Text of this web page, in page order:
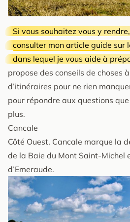
Si vous souhaitez vous y
consulter mon article guide sur
dans lequel je vous aide à
propose des conseils de choses
d’itinéraires pour ne rien
pour répondre aux questions
plus.
Cancale
Côté Ouest, Cancale marque la
de la Baie du Mont Saint-Michel
d’Emeraude.